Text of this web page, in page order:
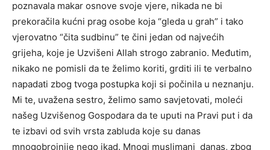
poznavala makar osnove svoje vjere, nikada ne bi
prekoračila kućni prag osobe koja “gleda u grah” i tako
vjerovatno “čita sudbinu” te čini jedan od najvećih
grijeha, koje je Uzvišeni Allah strogo zabranio. Međutim,
nikako ne pomisli da te želimo koriti, grditi ili te verbalno
napadati zbog tvoga postupka koji si počinila u neznanju.
Mi te, uvažena sestro, želimo samo savjetovati, moleći
našeg Uzvišenog Gospodara da te uputi na Pravi put i da
te izbavi od svih vrsta zabluda koje su danas
mnogobrojnije nego ikad. Mnogi muslimani danas, zbog